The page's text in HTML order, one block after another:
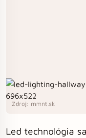
Zdroj: mmnt.sk
Led technológia